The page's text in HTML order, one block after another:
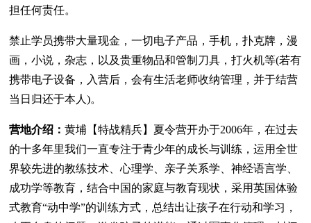
担任何责任。
禁止学员携带大量现金，一切电子产品，手机，扑克牌，漫
画，小说，杂志，以及贵重物品和管制刀具，打火机等(若有
携带电子设备，入营后，会有生活老师收纳管理，并于结营
当日归还于本人)。
营地介绍：黄埔【特战精兵】夏令营开办于2006年，在过去
的十多年里我们一直专注于青少年的成长与训练，运用全世
界较先进的教练技术、心理学、亲子关系学、神经语言学、
成功学等教育，结合中国的家庭与教育现状，采用英国体验
式教育“动中学”的训练方式，总结出让孩子在行动和学习，